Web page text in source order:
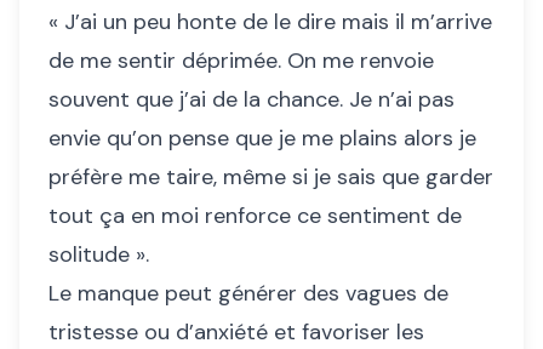
« J’ai un peu honte de le dire mais il m’arrive
de me sentir déprimée. On me renvoie
souvent que j’ai de la chance. Je n’ai pas
envie qu’on pense que je me plains alors je
préfère me taire, même si je sais que garder
tout ça en moi renforce ce sentiment de
solitude ».
Le manque peut générer des vagues de
tristesse ou d’anxiété et favoriser les